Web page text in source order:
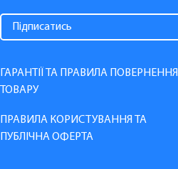
ГАРАНТІЇ ТА ПРАВИЛА ПОВЕРНЕННЯ
ТОВАРУ
ПРАВИЛА КОРИСТУВАННЯ ТА
ПУБЛІЧНА ОФЕРТА